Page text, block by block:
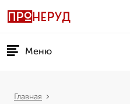
Меню
Главная